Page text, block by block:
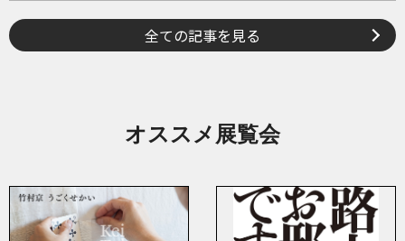
全ての記事を見る
オススメ展覧会